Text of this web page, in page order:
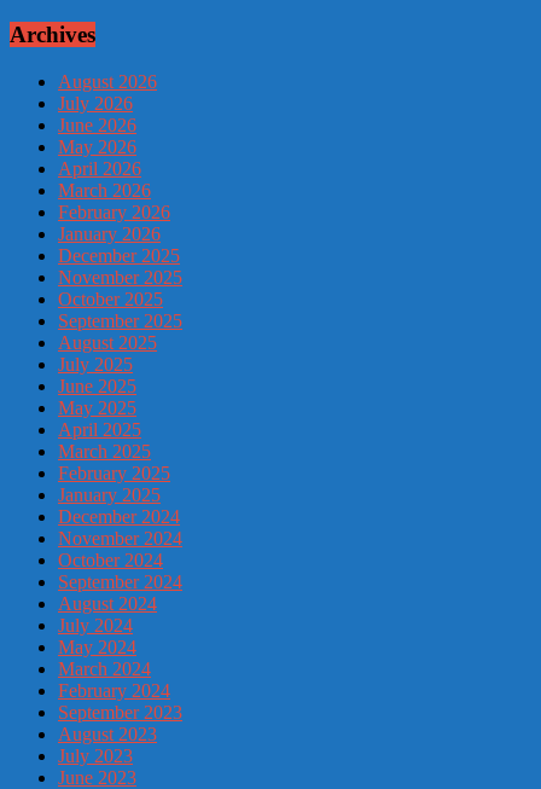
Archives
August 2026
July 2026
June 2026
May 2026
April 2026
March 2026
February 2026
January 2026
December 2025
November 2025
October 2025
September 2025
August 2025
July 2025
June 2025
May 2025
April 2025
March 2025
February 2025
January 2025
December 2024
November 2024
October 2024
September 2024
August 2024
July 2024
May 2024
March 2024
February 2024
September 2023
August 2023
July 2023
June 2023